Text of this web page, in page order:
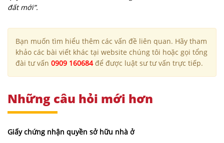
đất mới”.
Bạn muốn tìm hiểu thêm các vấn đề liên quan. Hãy tham
khảo các bài viết khác tại website chúng tôi hoặc gọi tổng
đài tư vấn 0909 160684để được luật sư tư vấn trực tiếp.
Những câu hỏi mới hơn
Giấy chứng nhận quyền sở hữu nhà ở